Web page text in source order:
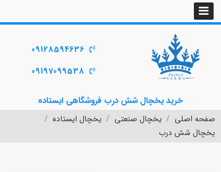
خرید یخچال شش درب فروشگاهی ایستاده
09128594636
09197099538
صفحه اصلی یخچال صنعتی
یخچال ایستاده
یخچال شش درب